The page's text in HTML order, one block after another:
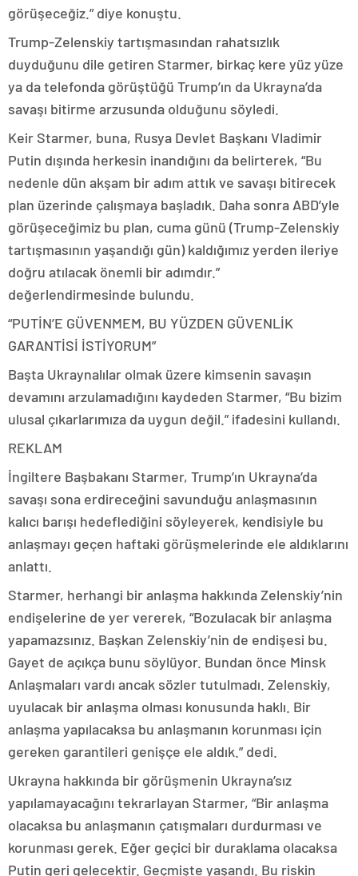
görüşeceğiz.” diye konuştu.
Trump-Zelenskiy tartışmasından rahatsızlık
duyduğunu dile getiren Starmer, birkaç kere yüz yüze
ya da telefonda görüştüğü Trump’ın da Ukrayna’da
savaşı bitirme arzusunda olduğunu söyledi.
Keir Starmer, buna, Rusya Devlet Başkanı Vladimir
Putin dışında herkesin inandığını da belirterek, “Bu
nedenle dün akşam bir adım attık ve savaşı bitirecek
plan üzerinde çalışmaya başladık. Daha sonra ABD’yle
görüşeceğimiz bu plan, cuma günü (Trump-Zelenskiy
tartışmasının yaşandığı gün) kaldığımız yerden ileriye
doğru atılacak önemli bir adımdır.”
değerlendirmesinde bulundu.
“PUTİN’E GÜVENMEM, BU YÜZDEN GÜVENLİK
GARANTİSİ İSTİYORUM”
Başta Ukraynalılar olmak üzere kimsenin savaşın
devamını arzulamadığını kaydeden Starmer, “Bu bizim
ulusal çıkarlarımıza da uygun değil.” ifadesini kullandı.
REKLAM
İngiltere Başbakanı Starmer, Trump’ın Ukrayna’da
savaşı sona erdireceğini savunduğu anlaşmasının
kalıcı barışı hedeflediğini söyleyerek, kendisiyle bu
anlaşmayı geçen haftaki görüşmelerinde ele aldıklarını
anlattı.
Starmer, herhangi bir anlaşma hakkında Zelenskiy’nin
endişelerine de yer vererek, “Bozulacak bir anlaşma
yapamazsınız. Başkan Zelenskiy’nin de endişesi bu.
Gayet de açıkça bunu söylüyor. Bundan önce Minsk
Anlaşmaları vardı ancak sözler tutulmadı. Zelenskiy,
uyulacak bir anlaşma olması konusunda haklı. Bir
anlaşma yapılacaksa bu anlaşmanın korunması için
gereken garantileri genişçe ele aldık.” dedi.
Ukrayna hakkında bir görüşmenin Ukrayna’sız
yapılamayacağını tekrarlayan Starmer, “Bir anlaşma
olacaksa bu anlaşmanın çatışmaları durdurması ve
korunması gerek. Eğer geçici bir duraklama olacaksa
Putin geri gelecektir. Geçmişte yaşandı. Bu riskin